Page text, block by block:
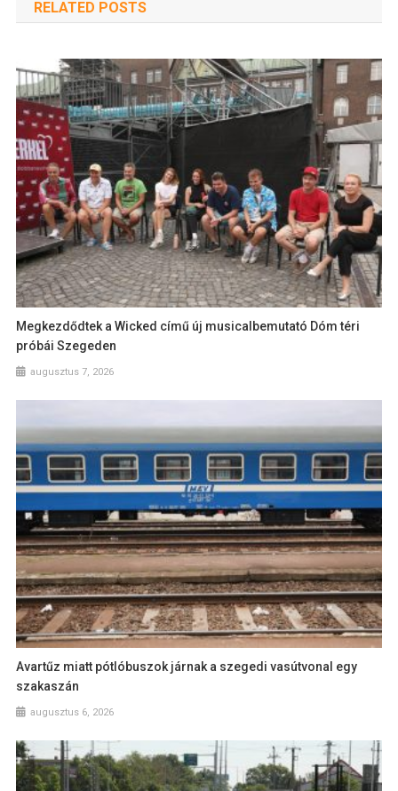
RELATED POSTS
Megkezdődtek a Wicked című új musicalbemutató Dóm téri
próbái Szegeden
augusztus 7, 2026
Avartűz miatt pótlóbuszok járnak a szegedi vasútvonal egy
szakaszán
augusztus 6, 2026